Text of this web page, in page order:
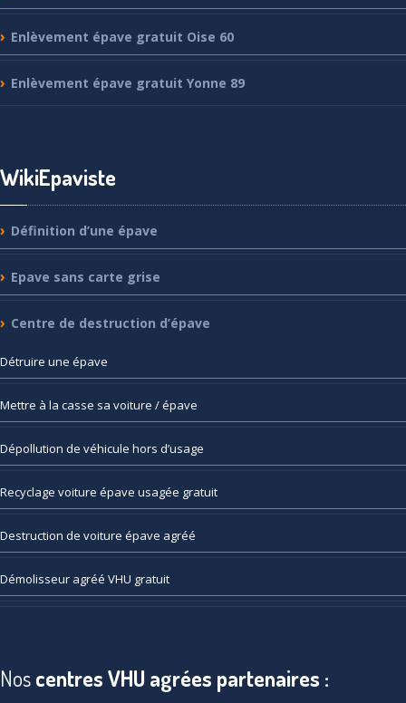
Enlèvement épave gratuit Oise 60
Enlèvement épave gratuit Yonne 89
WikiEpaviste
Définition d’une épave
Epave sans carte grise
Centre de destruction d’épave
Détruire une épave
Mettre à la casse sa voiture / épave
Dépollution de véhicule hors d’usage
Recyclage voiture épave usagée gratuit
Destruction de voiture épave agréé
Démolisseur agréé VHU gratuit
Noscentres VHU agrées partenaires :